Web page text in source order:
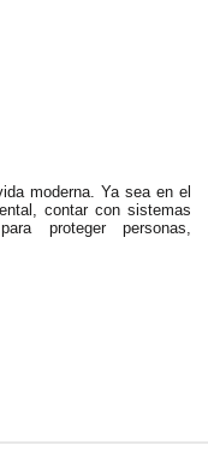
moderna. Ya sea en el
contar con sistemas
proteger personas,